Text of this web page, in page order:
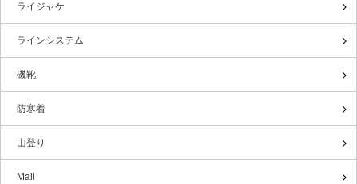
ライジャケ
ラインシステム
磯靴
防寒着
山登り
Mail